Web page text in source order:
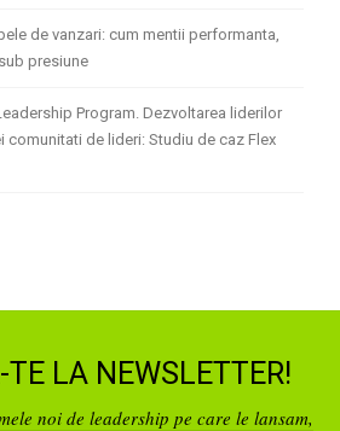
de vanzari: cum mentii performanta,
presiune
Program. Dezvoltarea liderilor
comunitati de lideri: Studiu de caz Flex
LA NEWSLETTER!
noi de leadership pe care le lansam,